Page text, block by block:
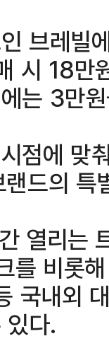
브레빌
시 18만
는 3만
점에 맞
드의
열리는
를 비롯
국내외
다.